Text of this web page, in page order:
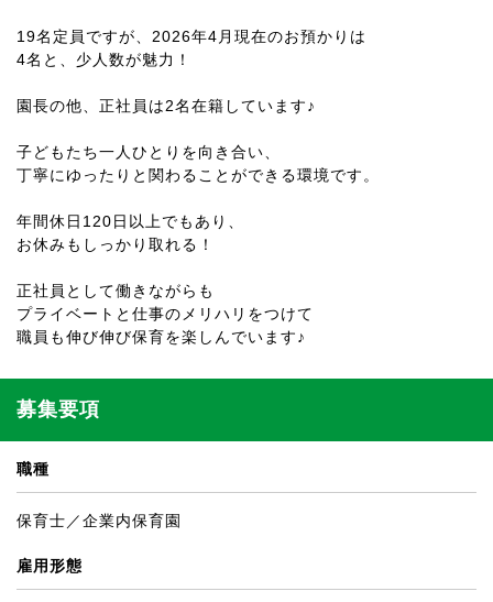
19名定員ですが、2026年4月現在のお預かりは
4名と、少人数が魅力！
園長の他、正社員は2名在籍しています♪
子どもたち一人ひとりを向き合い、
丁寧にゆったりと関わることができる環境です。
年間休日120日以上でもあり、
お休みもしっかり取れる！
正社員として働きながらも
プライベートと仕事のメリハリをつけて
職員も伸び伸び保育を楽しんでいます♪
募集要項
職種
保育士／企業内保育園
雇用形態